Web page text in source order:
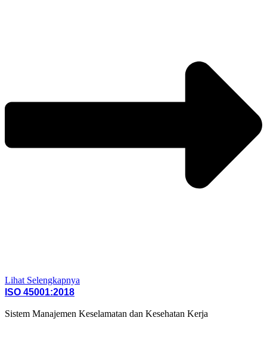
Lihat Selengkapnya
ISO 45001:2018
Sistem Manajemen Keselamatan dan Kesehatan Kerja